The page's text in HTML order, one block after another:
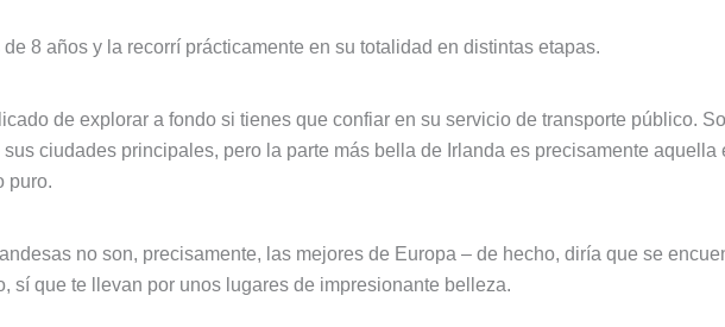
8 años y la recorrí prácticamente en su totalidad en distintas etapas.
de explorar a fondo si tienes que confiar en su servicio de transporte público.
ciudades principales, pero la parte más bella de Irlanda es precisamente
puro.
no son, precisamente, las mejores de Europa – de hecho, diría que se
sí que te llevan por unos lugares de impresionante belleza.